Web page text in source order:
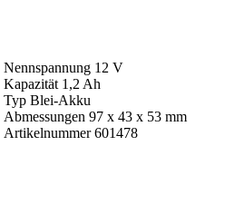
Nennspannung 12 V
Kapazität 1,2 Ah
Typ Blei-Akku
Abmessungen 97 x 43 x 53 mm
Artikelnummer 601478